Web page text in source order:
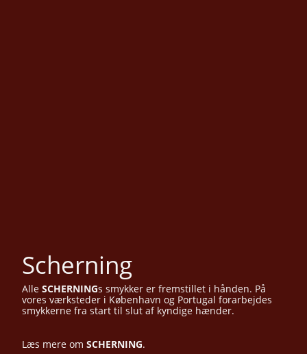
Scherning
Alle SCHERNINGs smykker er fremstillet i hånden. På
vores værksteder i København og Portugal forarbejdes
smykkerne fra start til slut af kyndige hænder.
Læs mere om SCHERNING.